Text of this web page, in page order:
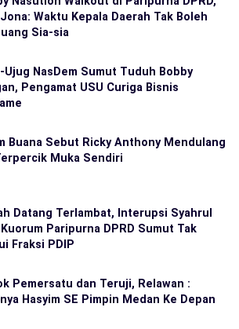
Waktu Kepala Daerah Tak Boleh
Sia-sia
Ujug NasDem Sumut Tuduh Bobby
Pengamat USU Curiga Bisnis
Buana Sebut Ricky Anthony Mendulang
Muka Sendiri
Datang Terlambat, Interupsi Syahrul
Paripurna DPRD Sumut Tak
Fraksi PDIP
Pemersatu dan Teruji, Relawan :
Hasyim SE Pimpin Medan Ke Depan